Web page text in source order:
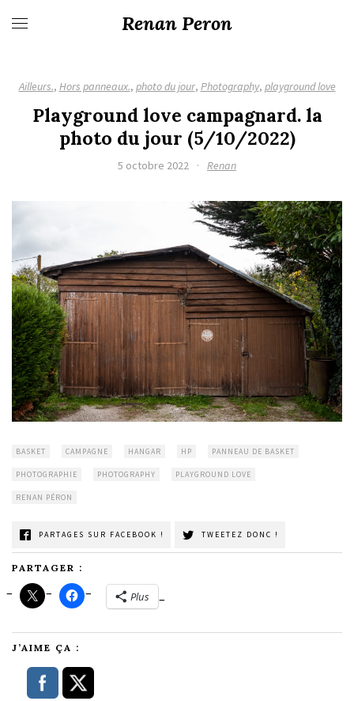
Renan Peron
Ailleurs., Hors panneaux., photo du jour, Photography, playground love
Playground love campagnard. la
photo du jour (5/10/2022)
5 octobre 2022 · Renan
BASKET CAMPAGNE HANGAR HP PANNEAU DE BASKET
PHOTOGRAPHIE PHOTOGRAPHY PLAYGROUND LOVE
RENAN PÉRON
PARTAGES SUR FACEBOOK ! TWEETEZ DONC !
PARTAGER :
Plus
J’AIME ÇA :